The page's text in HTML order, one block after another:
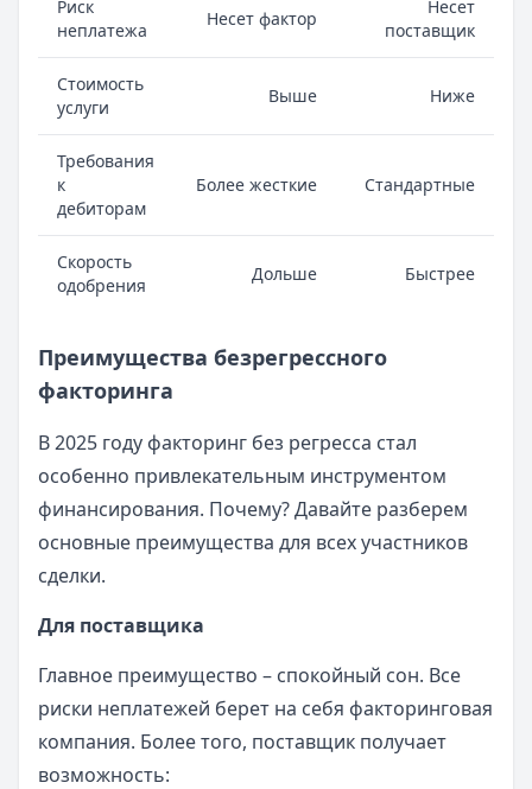
Риск
неплатежа
Несет фактор
Несет
поставщик
Стоимость
услуги
Выше Ниже
Требования
к
дебиторам
Более жесткие Стандартные
Скорость
одобрения
Дольше Быстрее
Преимущества безрегрессного
факторинга
В 2025 году факторинг без регресса стал
особенно привлекательным инструментом
финансирования. Почему? Давайте разберем
основные преимущества для всех участников
сделки.
Для поставщика
Главное преимущество – спокойный сон. Все
риски неплатежей берет на себя факторинговая
компания. Более того, поставщик получает
возможность: